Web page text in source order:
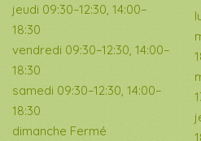
jeudi 09:30–12:30, 14:00–
18:30
vendredi 09:30–12:30, 14:00–
18:30
samedi 09:30–12:30, 14:00–
18:30
dimanche Fermé